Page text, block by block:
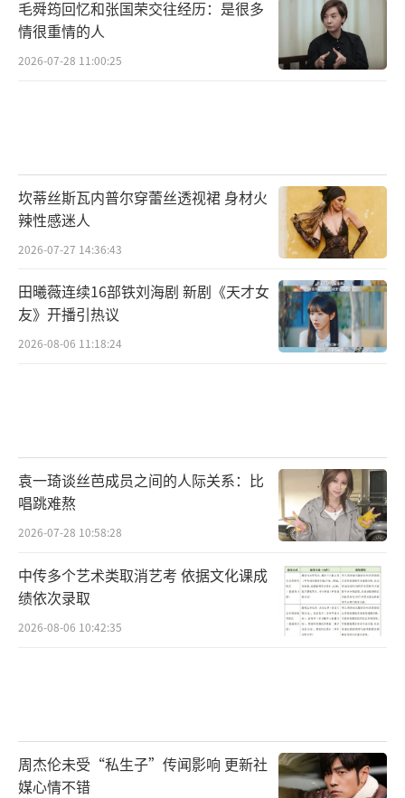
毛舜筠回忆和张国荣交往经历：是很多
情很重情的人
2026-07-28 11:00:25
坎蒂丝斯瓦内普尔穿蕾丝透视裙 身材火
辣性感迷人
2026-07-27 14:36:43
田曦薇连续16部铁刘海剧 新剧《天才女
友》开播引热议
2026-08-06 11:18:24
袁一琦谈丝芭成员之间的人际关系：比
唱跳难熬
2026-07-28 10:58:28
中传多个艺术类取消艺考 依据文化课成
绩依次录取
2026-08-06 10:42:35
周杰伦未受“私生子”传闻影响 更新社
媒心情不错